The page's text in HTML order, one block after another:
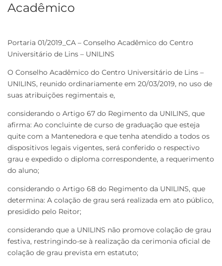
Acadêmico
Portaria 01/2019_CA – Conselho Acadêmico do Centro
Universitário de Lins – UNILINS
O Conselho Acadêmico do Centro Universitário de Lins –
UNILINS, reunido ordinariamente em 20/03/2019, no uso de
suas atribuições regimentais e,
considerando o Artigo 67 do Regimento da UNILINS, que
afirma: Ao concluinte de curso de graduação que esteja
quite com a Mantenedora e que tenha atendido a todos os
dispositivos legais vigentes, será conferido o respectivo
grau e expedido o diploma correspondente, a requerimento
do aluno;
considerando o Artigo 68 do Regimento da UNILINS, que
determina: A colação de grau será realizada em ato público,
presidido pelo Reitor;
considerando que a UNILINS não promove colação de grau
festiva, restringindo-se à realização da cerimonia oficial de
colação de grau prevista em estatuto;